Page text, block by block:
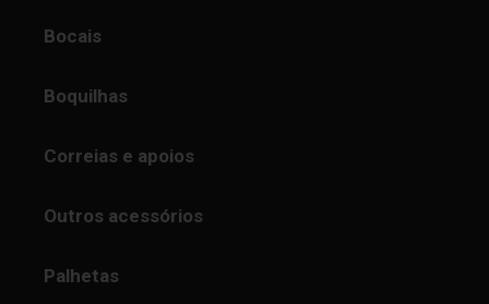
Bocais
Boquilhas
Correias e apoios
Outros acessórios
Palhetas